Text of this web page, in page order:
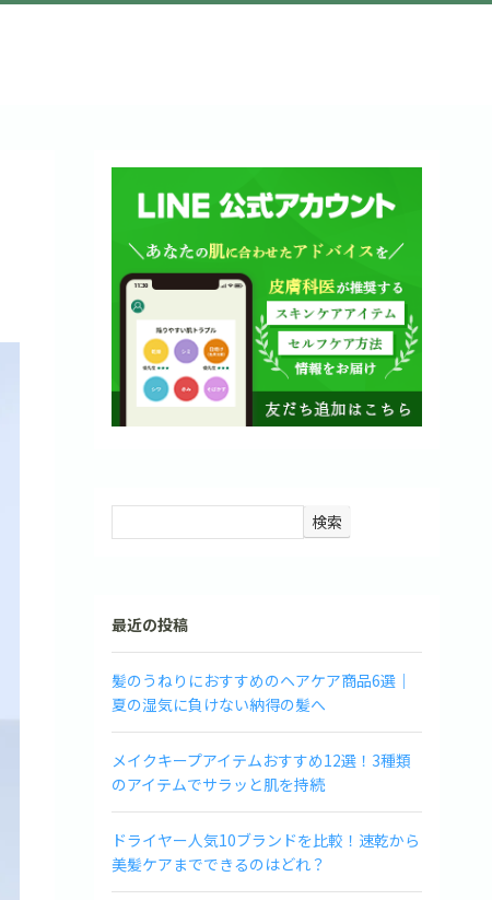
検索
最近の投稿
髪のうねりにおすすめのヘアケア商品6選｜
夏の湿気に負けない納得の髪へ
メイクキープアイテムおすすめ12選！3種類
のアイテムでサラッと肌を持続
ドライヤー人気10ブランドを比較！速乾から
美髪ケアまでできるのはどれ？